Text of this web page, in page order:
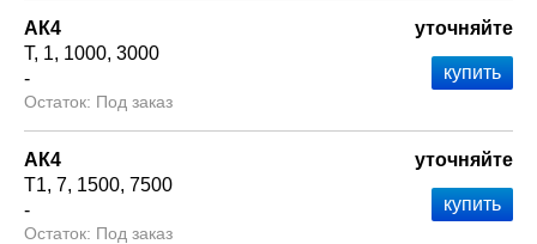
АК4
Т 1 1000 3000
-
Под заказ
уточняйте
АК4
Т1 7 1500 7500
-
Под заказ
уточняйте